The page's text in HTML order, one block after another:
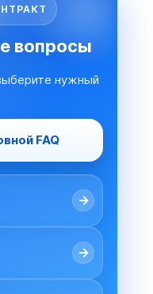
вопросы
нужный
FAQ
→
→